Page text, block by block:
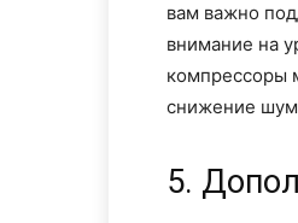
вам важно
внимание на
компрессоры
снижение
5.